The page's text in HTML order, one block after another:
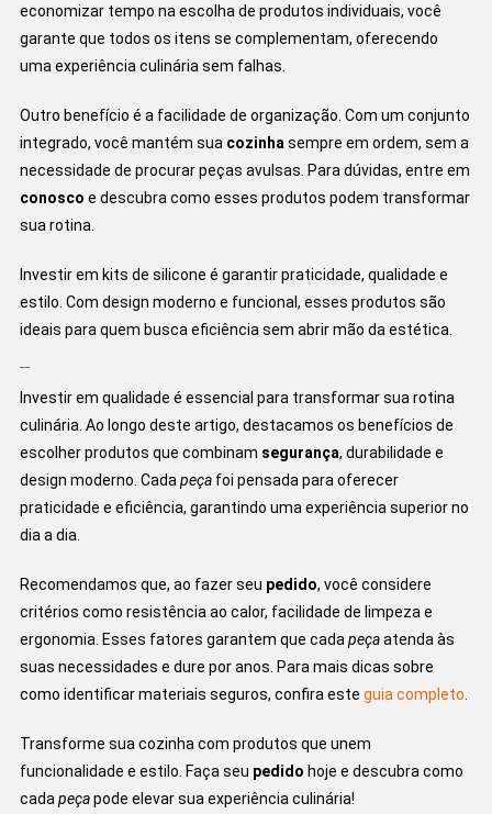
economizar tempo na escolha de produtos individuais, você
garante que todos os itens se complementam, oferecendo
uma experiência culinária sem falhas.
Outro benefício é a facilidade de organização. Com um conjunto
integrado, você mantém sua cozinha sempre em ordem, sem a
necessidade de procurar peças avulsas. Para dúvidas, entre em
conosco e descubra como esses produtos podem transformar
sua rotina.
Investir em kits de silicone é garantir praticidade, qualidade e
estilo. Com design moderno e funcional, esses produtos são
ideais para quem busca eficiência sem abrir mão da estética.
Investir em qualidade é essencial para transformar sua rotina
culinária. Ao longo deste artigo, destacamos os benefícios de
escolher produtos que combinam segurança, durabilidade e
design moderno. Cada peçafoi pensada para oferecer
praticidade e eficiência, garantindo uma experiência superior no
dia a dia.
Recomendamos que, ao fazer seu pedido, você considere
critérios como resistência ao calor, facilidade de limpeza e
ergonomia. Esses fatores garantem que cada peçaatenda às
suas necessidades e dure por anos. Para mais dicas sobre
como identificar materiais seguros, confira este guia completo
Transforme sua cozinha com produtos que unem
funcionalidade e estilo. Faça seu pedido hoje e descubra como
cada peçapode elevar sua experiência culinária!